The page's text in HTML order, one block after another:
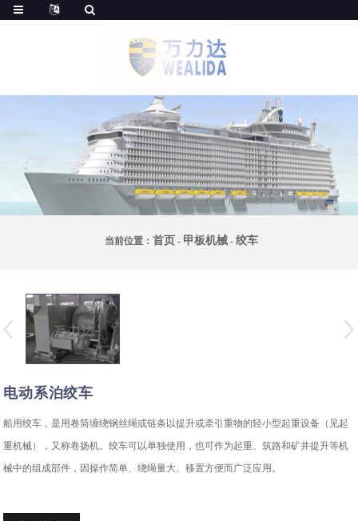
当前位置： 首页 - 甲板机械- 绞车
电动系泊绞车
船用绞车，是用卷筒缠绕钢丝绳或链条以提升或牵引重物的轻小型起重设备（见起
重机械），又称卷扬机。绞车可以单独使用，也可作为起重、筑路和矿井提升等机
械中的组成部件，因操作简单、绕绳量大、移置方便而广泛应用。